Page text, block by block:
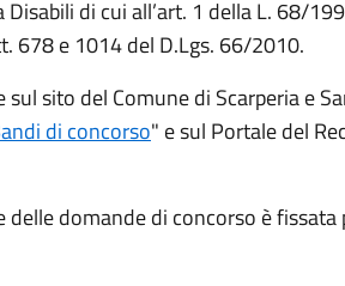
di cui all’art. 1 della L. 68/
678 e 1014 del D.Lgs. 66/2010.
sito del Comune di Scarperia e
di concorso" e sul Portale del
delle domande di concorso è